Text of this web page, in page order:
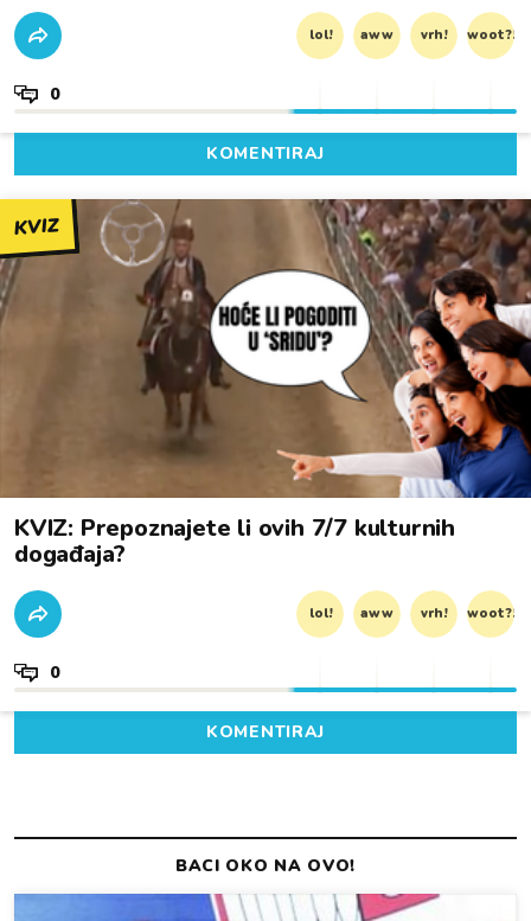
lol! aww vrh! woot?!
0
KOMENTIRAJ
KVIZ
KVIZ: Prepoznajete li ovih 7/7 kulturnih
događaja?
lol! aww vrh! woot?!
0
KOMENTIRAJ